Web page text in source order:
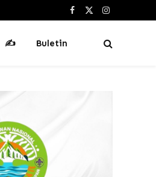
Facebook
X
Instagram
✍ Buletin